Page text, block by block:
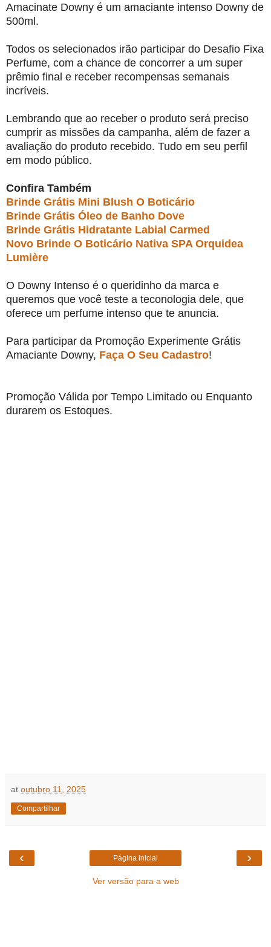
Amacinate Downy é um amaciante intenso Downy de
500ml.
Todos os selecionados irão participar do Desafio Fixa
Perfume, com a chance de concorrer a um super
prêmio final e receber recompensas semanais
incríveis.
Lembrando que ao receber o produto será preciso
cumprir as missões da campanha, além de fazer a
avaliação do produto recebido. Tudo em seu perfil
em modo público.
Confira Também
Brinde Grátis Mini Blush O Boticário
Brinde Grátis Óleo de Banho Dove
Brinde Grátis Hidratante Labial Carmed
Novo Brinde O Boticário Nativa SPA Orquidea
Lumière
O Downy Intenso é o queridinho da marca e
queremos que você teste a teconologia dele, que
oferece um perfume intenso que te anuncia.
Para participar da Promoção Experimente Grátis
Amaciante Downy, Faça O Seu Cadastro!
Promoção Válida por Tempo Limitado ou Enquanto
durarem os Estoques.
at outubro 11, 2025
Compartilhar
‹ ›
Página inicial
Ver versão para a web